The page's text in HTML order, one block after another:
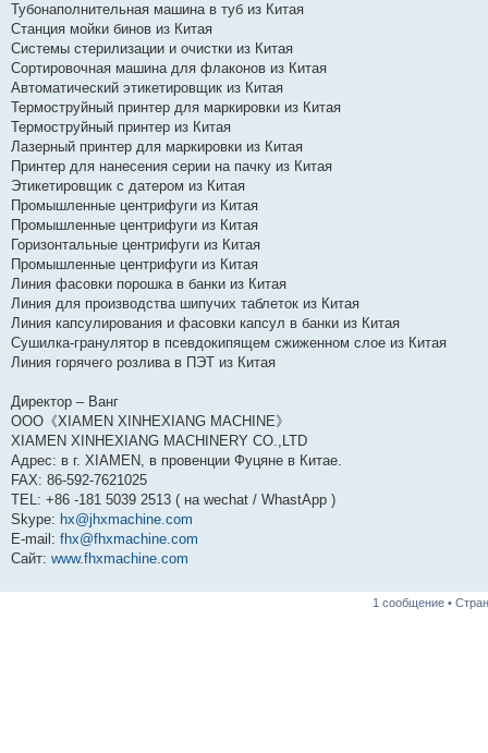
Тубонаполнительная машина в туб из Китая
Станция мойки бинов из Китая
Системы стерилизации и очистки из Китая
Сортировочная машина для флаконов из Китая
Автоматический этикетировщик из Китая
Термоструйный принтер для маркировки из Китая
Термоструйный принтер из Китая
Лазерный принтер для маркировки из Китая
Принтер для нанесения серии на пачку из Китая
Этикетировщик с датером из Китая
Промышленные центрифуги из Китая
Промышленные центрифуги из Китая
Горизонтальные центрифуги из Китая
Промышленные центрифуги из Китая
Линия фасовки порошка в банки из Китая
Линия для производства шипучих таблеток из Китая
Линия капсулирования и фасовки капсул в банки из Китая
Сушилка-гранулятор в псевдокипящем сжиженном слое из Китая
Линия горячего розлива в ПЭТ из Китая
Директор – Ванг
ООО《XIAMEN XINHEXIANG MAСHINE》
XIAMEN XINHEXIANG MACHINERY CO.,LTD
Адрес: в г. XIAMEN, в провенции Фуцяне в Китае.
FAX: 86-592-7621025
TEL: +86 -181 5039 2513 ( на wechat / WhastApp )
Skype: hx@jhxmachine.com
E-mail: fhx@fhxmachine.com
Сайт: www.fhxmachine.com
1 сообщение •